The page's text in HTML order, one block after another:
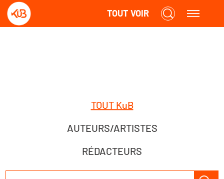
TOUT VOIR
TOUT KuB
AUTEURS/ARTISTES
RÉDACTEURS